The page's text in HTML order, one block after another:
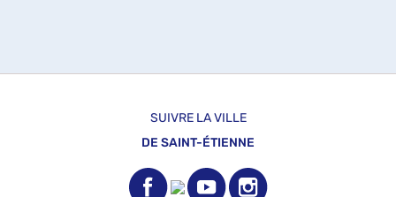
SUIVRE LA VILLE
DE SAINT-ÉTIENNE